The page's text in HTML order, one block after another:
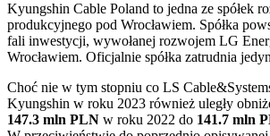
Kyungshin Cable Poland to jedna ze spółek
produkcyjnego pod Wrocławiem. Spółka
fali inwestycji, wywołanej rozwojem LG
Wrocławiem. Oficjalnie spółka zatrudnia
Choć nie w tym stopniu co LS
Kyungshin w roku 2023 również uległy
147.3 mln PLN w roku 2022 do 141.7 mln